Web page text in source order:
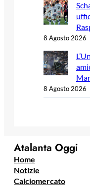
8 Agosto 2026
8 Agosto 2026
Atalanta Oggi
Home
Notizie
Calciomercato